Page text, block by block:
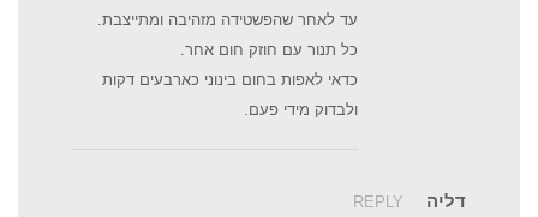
עד לאחר שהפשטידה מזהיבה ומתייצבת.
כל תנור עם חוזק חום אחר.
כדאי לאפות בחום בינוני כארבעים דקות
ולבדוק מידי פעם.
דליה
REPLY